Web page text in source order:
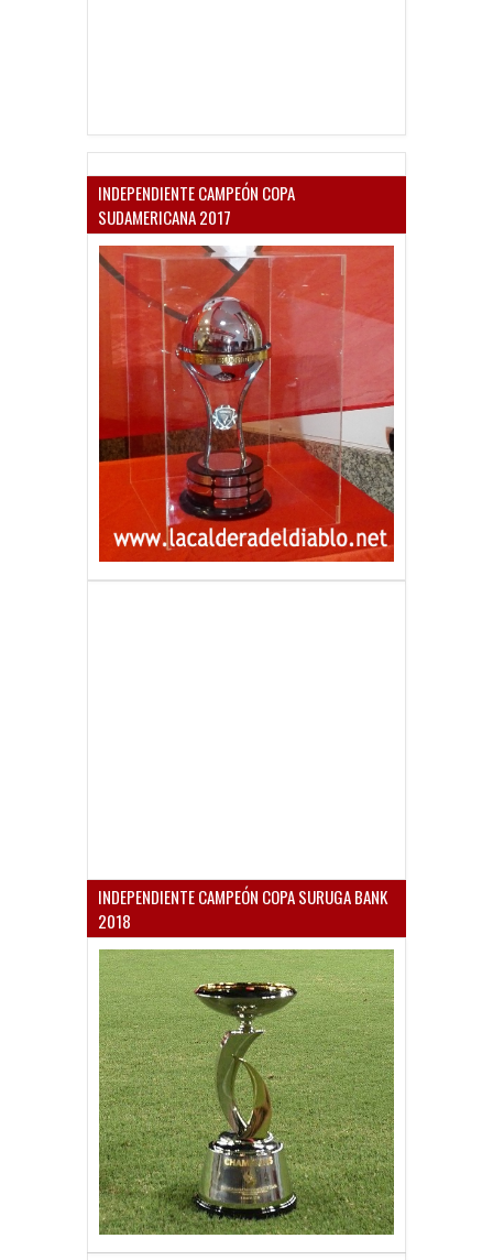
INDEPENDIENTE CAMPEÓN COPA
SUDAMERICANA 2017
INDEPENDIENTE CAMPEÓN COPA SURUGA BANK
2018